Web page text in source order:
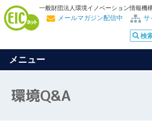
一般財団法人環境イノベーション情報機
サ
メールマガジン配信中
メニュー
環境Q&A